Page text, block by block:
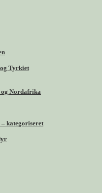
Tyrkiet
og Nordafrika
kategoriseret